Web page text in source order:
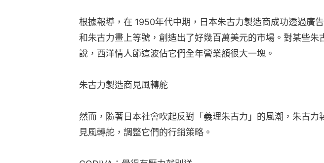
根據報導，在 1950年代中期，日本朱古力製造商成功透過廣
和朱古力畫上等號，創造出了好幾百萬美元的市場。對某些朱
說，西洋情人節這波佔它們全年營業額很大一塊。
朱古力製造商見風轉舵
然而，隨著日本社會吹起反對「義理朱古力」的風潮，朱古力
見風轉舵，調整它們的行銷策略。